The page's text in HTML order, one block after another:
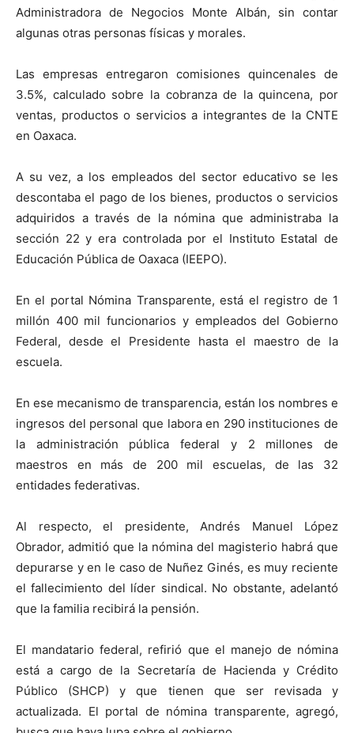
Administradora de Negocios Monte Albán, sin contar
algunas otras personas físicas y morales.
Las empresas entregaron comisiones quincenales de
3.5%, calculado sobre la cobranza de la quincena, por
ventas, productos o servicios a integrantes de la CNTE
en Oaxaca.
A su vez, a los empleados del sector educativo se les
descontaba el pago de los bienes, productos o servicios
adquiridos a través de la nómina que administraba la
sección 22 y era controlada por el Instituto Estatal de
Educación Pública de Oaxaca (IEEPO).
En el portal Nómina Transparente, está el registro de 1
millón 400 mil funcionarios y empleados del Gobierno
Federal, desde el Presidente hasta el maestro de la
escuela.
En ese mecanismo de transparencia, están los nombres e
ingresos del personal que labora en 290 instituciones de
la administración pública federal y 2 millones de
maestros en más de 200 mil escuelas, de las 32
entidades federativas.
Al respecto, el presidente, Andrés Manuel López
Obrador, admitió que la nómina del magisterio habrá que
depurarse y en le caso de Nuñez Ginés, es muy reciente
el fallecimiento del líder sindical. No obstante, adelantó
que la familia recibirá la pensión.
El mandatario federal, refirió que el manejo de nómina
está a cargo de la Secretaría de Hacienda y Crédito
Público (SHCP) y que tienen que ser revisada y
actualizada. El portal de nómina transparente, agregó,